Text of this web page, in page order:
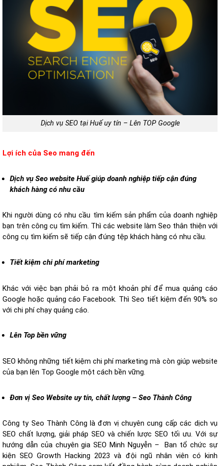
Dịch vụ SEO tại Huế uy tín – Lên TOP Google
Lợi ích của Seo mang đến
Dịch vụ Seo website Huế giúp doanh nghiệp tiếp cận đúng
khách hàng có nhu cầu
Khi người dùng có nhu cầu tìm kiếm sản phẩm của doanh nghiệp
bạn trên công cụ tìm kiếm. Thì các website làm Seo thân thiện với
công cụ tìm kiếm sẽ tiếp cận đúng tệp khách hàng có nhu cầu.
Tiết kiệm chi phí marketing
Khác với việc bạn phải bỏ ra một khoản phí để mua quảng cáo
Google hoặc quảng cáo Facebook. Thì Seo tiết kiệm đến 90% so
với chi phí chạy quảng cáo.
Lên Top bền vững
SEO không những tiết kiệm chi phí marketing mà còn giúp website
của bạn lên Top Google một cách bền vững.
Đơn vị Seo Website uy tín, chất lượng – Seo Thành Công
Công ty Seo Thành Công là đơn vị chuyên cung cấp các dịch vụ
SEO chất lượng, giải pháp SEO và chiến lược SEO tối ưu. Với sự
hướng dẫn của chuyên gia SEO Minh Nguyễn – Ban tổ chức sự
kiện SEO Growth Hacking 2023 và đội ngũ nhân viên có kinh